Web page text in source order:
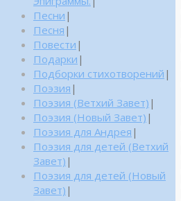
Песни |
Песня |
Повести |
Подарки |
Подборки стихотворений |
Поэзия |
Поэзия (Ветхий Завет) |
Поэзия (Новый Завет) |
Поэзия для Андрея |
Поэзия для детей (Ветхий
Завет) |
Поэзия для детей (Новый
Завет) |